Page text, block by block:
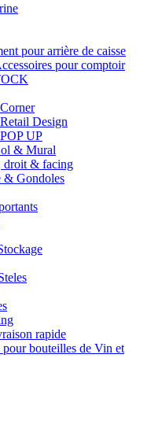
pour arrière de caisse
pour comptoir
Design
UP
& Mural
droit & facing
& Gondoles
rapide
bouteilles de Vin et